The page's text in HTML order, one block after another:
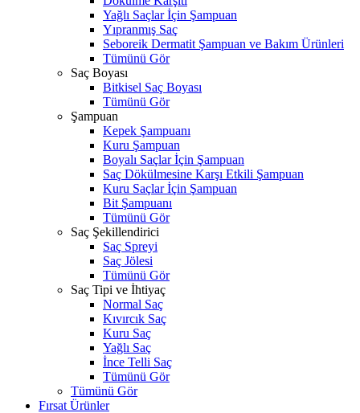
Yağlı Saçlar İçin Şampuan
Yıpranmış Saç
Seboreik Dermatit Şampuan ve Bakım Ürünleri
Tümünü Gör
Saç Boyası
Bitkisel Saç Boyası
Tümünü Gör
Şampuan
Kepek Şampuanı
Kuru Şampuan
Boyalı Saçlar İçin Şampuan
Saç Dökülmesine Karşı Etkili Şampuan
Kuru Saçlar İçin Şampuan
Bit Şampuanı
Tümünü Gör
Saç Şekillendirici
Saç Spreyi
Saç Jölesi
Tümünü Gör
Saç Tipi ve İhtiyaç
Normal Saç
Kıvırcık Saç
Kuru Saç
Yağlı Saç
İnce Telli Saç
Tümünü Gör
Tümünü Gör
Fırsat Ürünler